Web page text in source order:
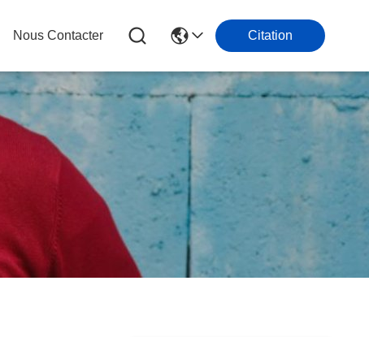
Nous Contacter Citation